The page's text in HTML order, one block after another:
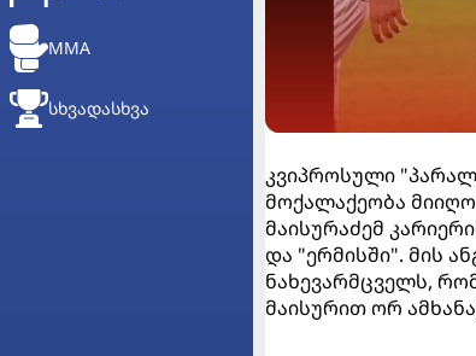
MMA
ᲡᲮᲕᲐᲓᲐᲡᲮᲕᲐ
კვიპროსული
მოქალაქეობა მიიღო
მაისურაძემ
და "ერმისში". მის
ნახევარმცველს,
მაისურით ორ